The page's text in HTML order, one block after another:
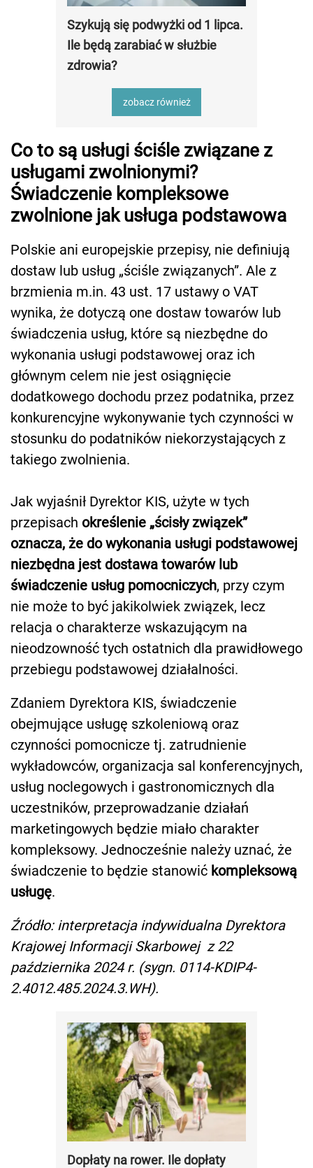
Szykują się podwyżki od 1 lipca.
Ile będą zarabiać w służbie
zdrowia?
zobacz również
Co to są usługi ściśle związane z
usługami zwolnionymi?
Świadczenie kompleksowe
zwolnione jak usługa podstawowa
Polskie ani europejskie przepisy, nie definiują
dostaw lub usług „ściśle związanych”. Ale z
brzmienia m.in. 43 ust. 17 ustawy o VAT
wynika, że dotyczą one dostaw towarów lub
świadczenia usług, które są niezbędne do
wykonania usługi podstawowej oraz ich
głównym celem nie jest osiągnięcie
dodatkowego dochodu przez podatnika, przez
konkurencyjne wykonywanie tych czynności w
stosunku do podatników niekorzystających z
takiego zwolnienia.
Jak wyjaśnił Dyrektor KIS, użyte w tych
przepisach określenie „ścisły związek”
oznacza, że do wykonania usługi podstawowej
niezbędna jest dostawa towarów lub
świadczenie usług pomocniczych, przy czym
nie może to być jakikolwiek związek, lecz
relacja o charakterze wskazującym na
nieodzowność tych ostatnich dla prawidłowego
przebiegu podstawowej działalności.
Zdaniem Dyrektora KIS, świadczenie
obejmujące usługę szkoleniową oraz
czynności pomocnicze tj. zatrudnienie
wykładowców, organizacja sal konferencyjnych,
usług noclegowych i gastronomicznych dla
uczestników, przeprowadzanie działań
marketingowych będzie miało charakter
kompleksowy. Jednocześnie należy uznać, że
świadczenie to będzie stanowić kompleksową
usługę.
Źródło: interpretacja indywidualna Dyrektora
Krajowej Informacji Skarbowej z 22
października 2024 r. (sygn. 0114-KDIP4-
2.4012.485.2024.3.WH).
Dopłaty na rower. Ile dopłaty